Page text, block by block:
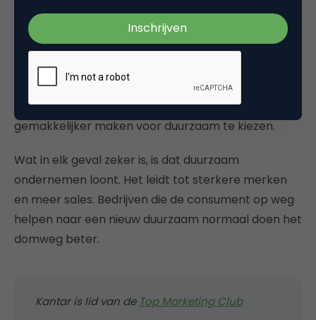
de kloof tussen willen en doen. Consumenten
handelen lang niet altijd naar hun eigen groene
waarden als ze in de winkel lopen of online
shoppen. Misschien is het wel juist daarom dat
consumenten graag willen dat bedrijven het hen
gemakkelijker maken voor duurzaam te kiezen.
Wat in elk geval zeker is, is dat duurzaam
ondernemen loont. Het leidt tot sterkere merken
en meer sales. Bedrijven die de consument op weg
helpen naar een nieuw duurzaam normaal doen het
domweg beter.
Kantar is lid van de Top Marketing Club